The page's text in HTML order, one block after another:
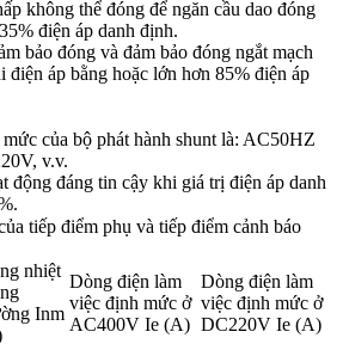
không thể đóng để ngăn cầu dao đóng
điện áp danh định.
bảo đóng và đảm bảo đóng ngắt mạch
điện áp bằng hoặc lớn hơn 85% điện áp
của bộ phát hành shunt là: AC50HZ
v.v.
động đáng tin cậy khi giá trị điện áp danh
tiếp điểm phụ và tiếp điểm cảnh báo
nhiệt
Inm
Dòng điện làm
việc định mức ở
AC400V Ie (A)
Dòng điện làm
việc định mức ở
DC220V Ie (A)